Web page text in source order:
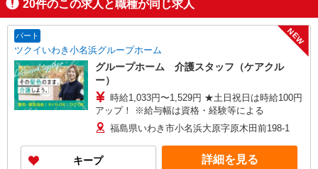
20件のこの求人と職種が同じ求人
パート
ツクイいわき小名浜グループホーム
NEW
グループホーム 介護スタッフ（ケアクル
ー）
時給1,033円〜1,529円 ★土日祝日は時給100円
アップ！ ※給与幅は資格・経験等による
福島県いわき市小名浜大原字原木田前198-1
キープ 詳細を見る